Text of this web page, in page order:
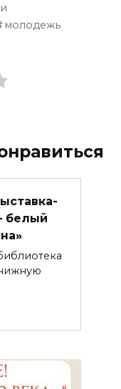
молодежь
белый